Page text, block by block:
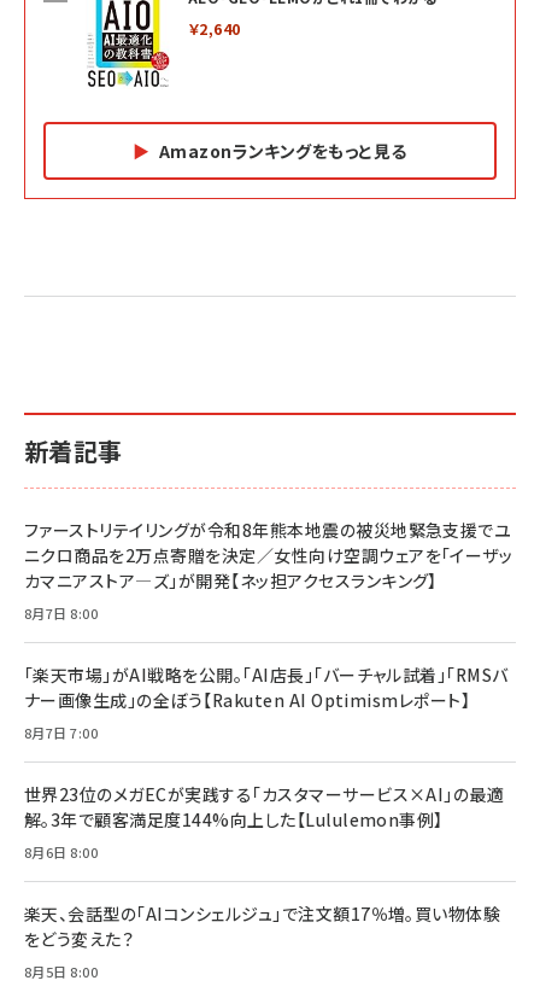
￥2,640
Amazonランキングをもっと見る
2億円を売り上げたプロが教える note×AI 最強の
小さな会社は戦略が9割
￥1,815
マーケティングの真実 P&G・グリコで学んだ失敗
￥2,200
anan(アンアン)2026/07/01号 No.2501[魅せる
anan(アンアン)2026/06/24号 No.2500増刊
anan(アンアン)2026/07/08号 No.2502[2026
年後半、あなたの恋と運命／山田涼介]
￥880
ママ投資家が育休中に１億貯めた株式投資
￥1,870
￥1,980
ベインキャピタル 企業価値向上力の秘密
ルな本質」
￥2,750
フィードバック経営 「沈黙の組織」から「高め合う
Amazonランキングをもっと見る
新着記事
ファーストリテイリングが令和8年熊本地震の被災地緊急支援でユ
ニクロ商品を2万点寄贈を決定／女性向け空調ウェアを「イーザッ
カマニアストア―ズ」が開発【ネッ担アクセスランキング】
8月7日 8:00
「楽天市場」がAI戦略を公開。「AI店長」「バーチャル試着」「RMSバ
ナー画像生成」の全ぼう【Rakuten AI Optimismレポート】
8月7日 7:00
世界23位のメガECが実践する「カスタマーサービス×AI」の最適
解。3年で顧客満足度144%向上した【Lululemon事例】
8月6日 8:00
楽天、会話型の「AIコンシェルジュ」で注文額17％増。買い物体験
をどう変えた？
8月5日 8:00